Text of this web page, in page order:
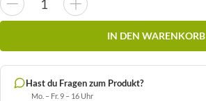
IN DEN WARENKORB
Hast du Fragen zum Produkt?
Mo. – Fr. 9 – 16 Uhr